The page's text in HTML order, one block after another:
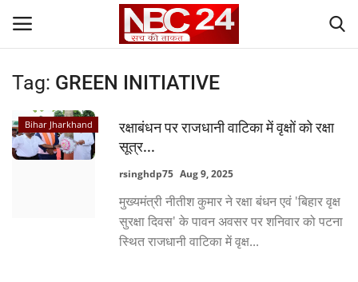
Login Register
Contact
Tag: GREEN INITIATIVE
Bihar Jharkhand
रक्षाबंधन पर राजधानी वाटिका में वृक्षों को रक्षा
सूत्र...
rsinghdp75 Aug 9, 2025
मुख्यमंत्री नीतीश कुमार ने रक्षा बंधन एवं 'बिहार वृक्ष
सुरक्षा दिवस' के पावन अवसर पर शनिवार को पटना
स्थित राजधानी वाटिका में वृक्ष...